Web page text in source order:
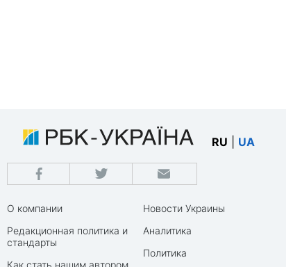
RU UA
О компании
Редакционная политика и
стандарты
Как стать нашим автором
Новости Украины
Аналитика
Политика